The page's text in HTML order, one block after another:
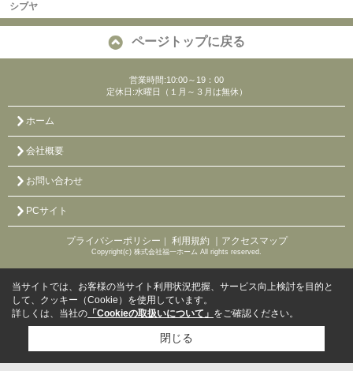
シブヤ
ページトップに戻る
営業時間:10:00～19：00
定休日:水曜日（１月～３月は無休）
ホーム
会社概要
お問い合わせ
PCサイト
プライバシーポリシー ｜ 利用規約 ｜アクセスマップ
Copyright(c) 株式会社福一ホーム All rights reserved.
当サイトでは、お客様の当サイト利用状況把握、サービス向上検討を目的と
して、クッキー（Cookie）を使用しています。
詳しくは、当社の 「Cookieの取扱いについて」 をご確認ください。
閉じる